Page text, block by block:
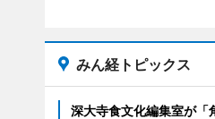
みん経トピックス
深大寺食文化編集室が「